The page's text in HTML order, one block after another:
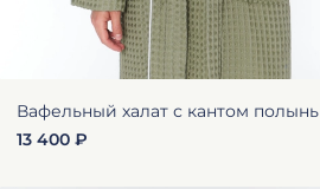
Вафельный халат с кантом полынь
13 400 ₽